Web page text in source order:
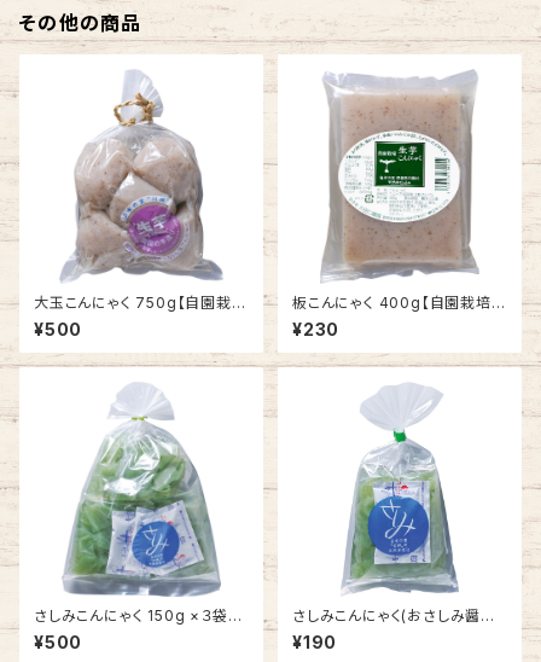
その他の商品
大玉こんにゃく 750g【自園栽
培 生芋こんにゃく】
¥500
板こんにゃく 400g【自園栽培
生芋こんにゃく】
¥230
さしみこんにゃく 150g ×３袋
(おさしみ醤油＆酢みそ付き)
【自園栽培 生芋こんにゃく】
¥500
さしみこんにゃく(おさしみ醤油
付き) 150g【自園栽培 生芋こ
んにゃく】
¥190